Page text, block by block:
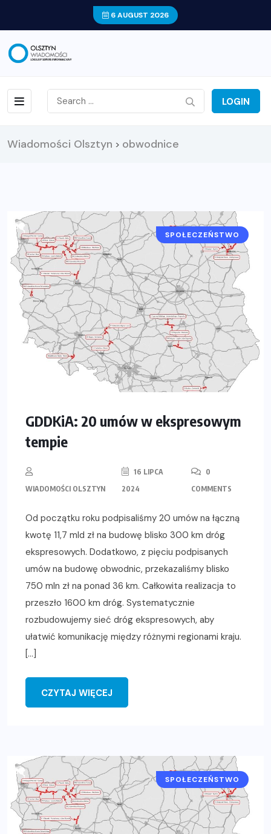
6 AUGUST 2026
LOGIN
Wiadomości Olsztyn > obwodnice
SPOŁECZEŃSTWO
GDDKiA: 20 umów w ekspresowym
tempie
WIADOMOŚCI OLSZTYN
16 LIPCA
2024
0
COMMENTS
Od początku roku podpisaliśmy 20 umów na łączną
kwotę 11,7 mld zł na budowę blisko 300 km dróg
ekspresowych. Dodatkowo, z pięciu podpisanych
umów na budowę obwodnic, przekazaliśmy blisko
750 mln zł na ponad 36 km. Całkowita realizacja to
przeszło 1600 km dróg. Systematycznie
rozbudowujemy sieć dróg ekspresowych, aby
ułatwić komunikację między różnymi regionami kraju.
[…]
CZYTAJ WIĘCEJ
SPOŁECZEŃSTWO